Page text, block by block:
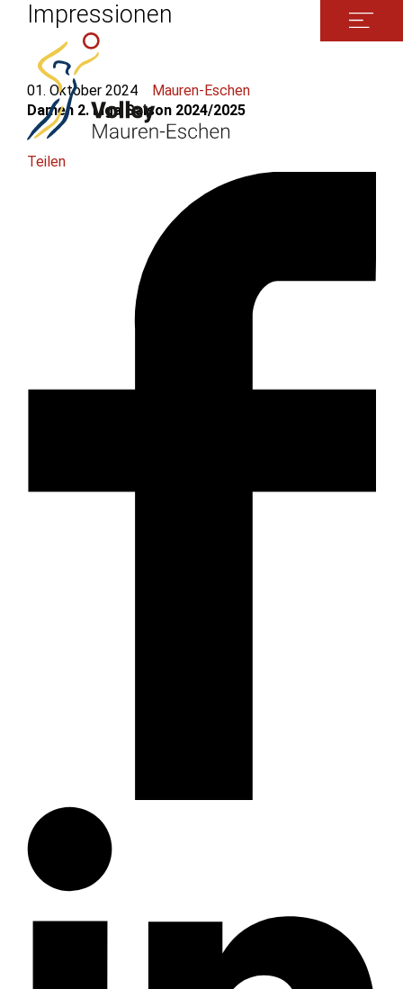
Impressionen
01. Oktober 2024 Mauren-Eschen
Damen 2. Liga Saison 2024/2025
Teilen